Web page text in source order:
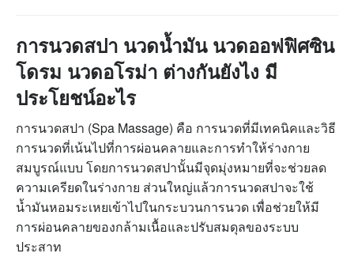
การนวดสปา นวดนํ้ามัน นวดออฟฟิศซิน
โดรม นวดอโรม่า ต่างกันยังไง มี
ประโยชน์อะไร
การนวดสปา (Spa Massage) คือ การนวดที่มีเทคนิคและวิธี
การนวดที่เน้นไปที่การผ่อนคลายและการทำให้ร่างกาย
สมบูรณ์แบบ โดยการนวดสปานั้นมีจุดมุ่งหมายที่จะช่วยลด
ความเครียดในร่างกาย ส่วนใหญ่แล้วการนวดสปาจะใช้
น้ำมันหอมระเหยเข้าไปในกระบวนการนวด เพื่อช่วยให้มี
การผ่อนคลายของกล้ามเนื้อและปรับสมดุลของระบบ
ประสาท